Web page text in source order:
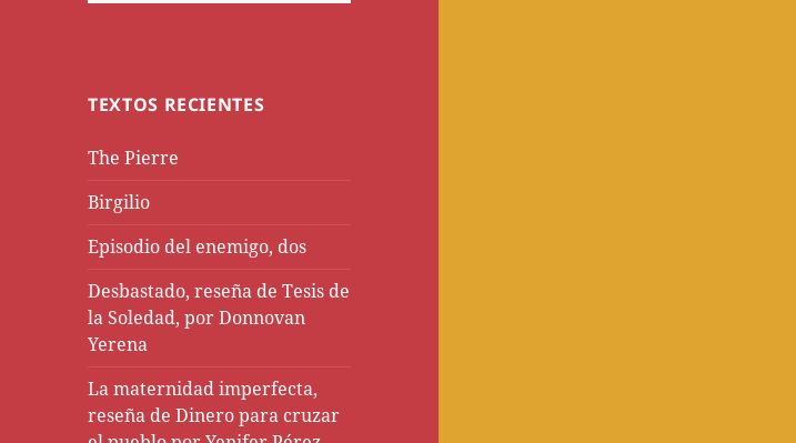
TEXTOS RECIENTES
The Pierre
Birgilio
Episodio del enemigo, dos
Desbastado, reseña de Tesis de
la Soledad, por Donnovan
Yerena
La maternidad imperfecta,
reseña de Dinero para cruzar